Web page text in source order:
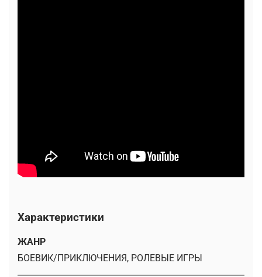
Характеристики
ЖАНР
БОЕВИК/ПРИКЛЮЧЕНИЯ, РОЛЕВЫЕ ИГРЫ